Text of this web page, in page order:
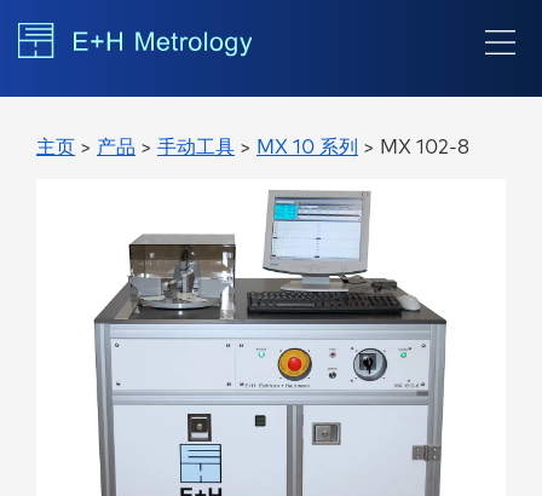
主页 > 产品 > 手动工具 > MX 10 系列 > MX 102-8